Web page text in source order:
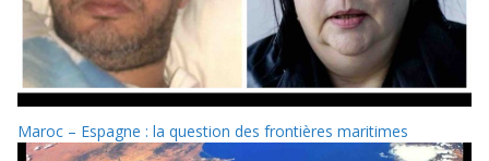
Maroc – Espagne : la question des frontières maritimes